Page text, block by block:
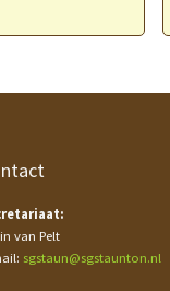
van Pelt
sgstaun@sgstaunton.nl